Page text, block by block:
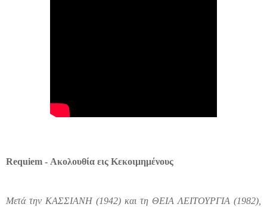
Requiem - Ακολουθία εις Κεκοιμημένους
Μετά την ΚΑΣΣΙΑΝΗ (1942) και τη ΘΕΙΑ ΛΕΙΤΟΥΡΓΙΑ (1982),